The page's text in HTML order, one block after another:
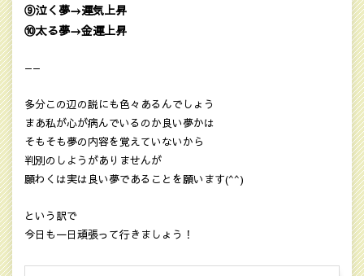
⑨泣く夢→運気上昇
⑩太る夢→金運上昇
——
多分この辺の説にも色々あるんでしょう
まあ私が心が病んでいるのか良い夢かは
そもそも夢の内容を覚えていないから
判別のしようがありませんが
願わくは実は良い夢であることを願います(^^)
という訳で
今日も一日頑張って行きましょう！